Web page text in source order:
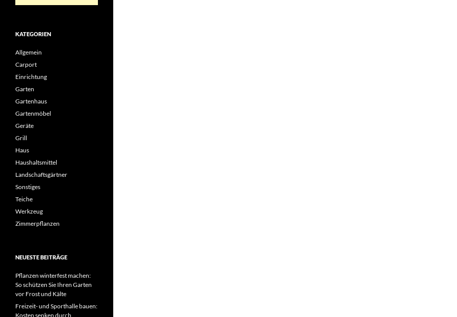
KATEGORIEN
Allgemein
Carport
Einrichtung
Garten
Gartenhaus
Gartenmöbel
Geräte
Grill
Haus
Haushaltsmittel
Landschaftsgärtner
Sonstiges
Teiche
Werkzeug
Zimmerpflanzen
NEUESTE BEITRÄGE
Pflanzen winterfest machen:
So schützen Sie Ihren Garten
vor Frost und Kälte
Freizeit- und Sporthalle bauen:
Kosten senken durch